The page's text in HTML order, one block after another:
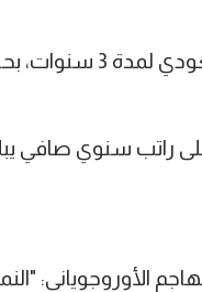
التقارير.
الأوروجوياني: